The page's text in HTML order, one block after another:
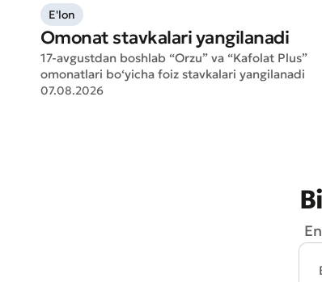
E'lon
Omonat stavkalari yangilanadi
17-avgustdan boshlab “Orzu” va “Kafolat Plus”
omonatlari bo‘yicha foiz stavkalari yangilanadi
07.08.2026